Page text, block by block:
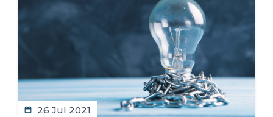
26 Jul 2021